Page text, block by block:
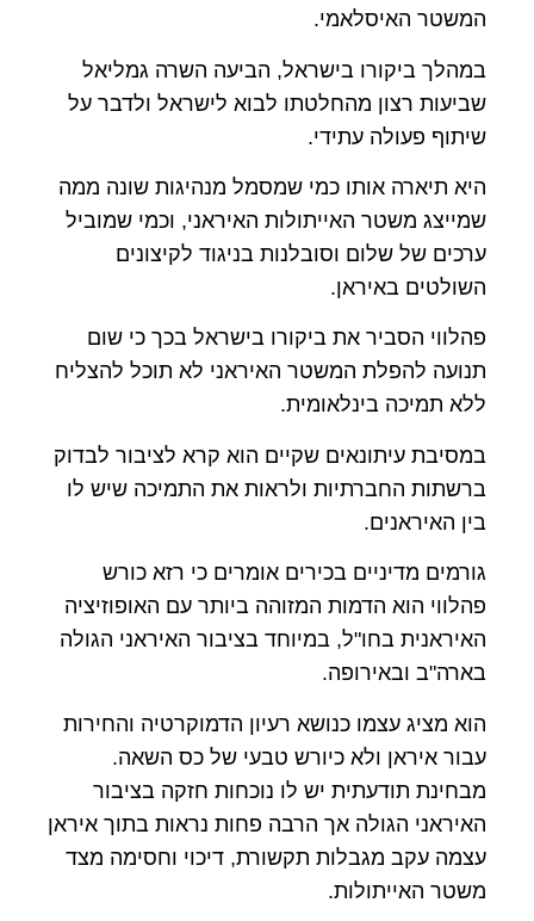
המשטר האיסלאמי.
במהלך ביקורו בישראל, הביעה השרה גמליאל
שביעות רצון מהחלטתו לבוא לישראל ולדבר על
שיתוף פעולה עתידי.
היא תיארה אותו כמי שמסמל מנהיגות שונה ממה
שמייצג משטר האייתולות האיראני, וכמי שמוביל
ערכים של שלום וסובלנות בניגוד לקיצונים
השולטים באיראן.
פהלווי הסביר את ביקורו בישראל בכך כי שום
תנועה להפלת המשטר האיראני לא תוכל להצליח
ללא תמיכה בינלאומית.
במסיבת עיתונאים שקיים הוא קרא לציבור לבדוק
ברשתות החברתיות ולראות את התמיכה שיש לו
בין האיראנים.
גורמים מדיניים בכירים אומרים כי רזא כורש
פהלווי הוא הדמות המזוהה ביותר עם האופוזיציה
האיראנית בחו"ל, במיוחד בציבור האיראני הגולה
בארה"ב ובאירופה.
הוא מציג עצמו כנושא רעיון הדמוקרטיה והחירות
עבור איראן ולא כיורש טבעי של כס השאה.
מבחינת תודעתית יש לו נוכחות חזקה בציבור
האיראני הגולה אך הרבה פחות נראות בתוך איראן
עצמה עקב מגבלות תקשורת, דיכוי וחסימה מצד
משטר האייתולות.